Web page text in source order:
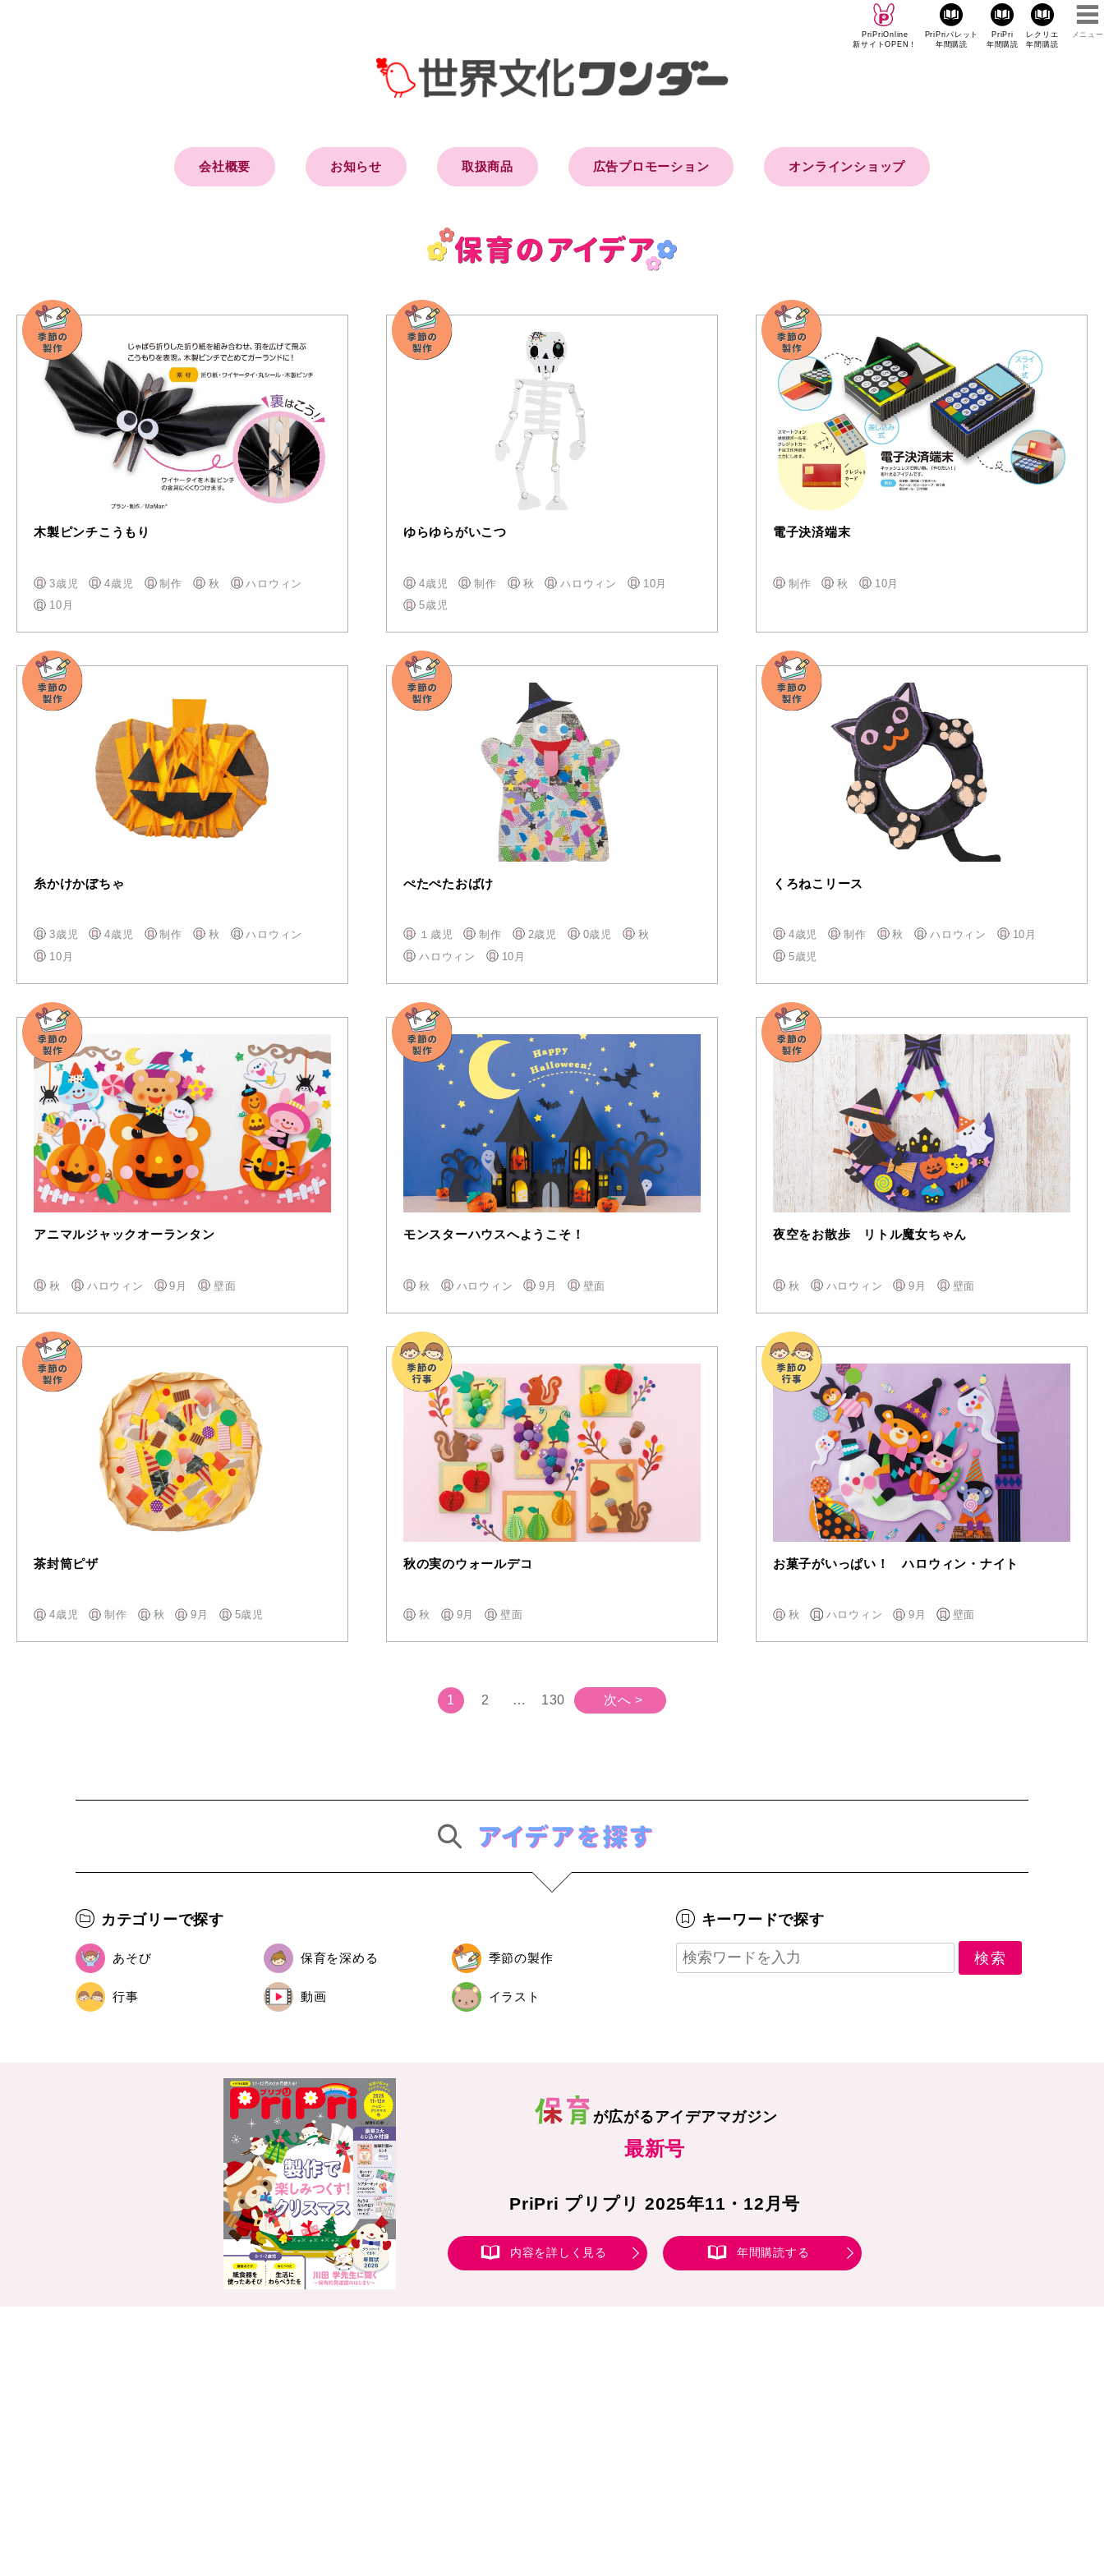
PriPriOnline
新サイトOPEN！
PriPriパレット
年間購読
PriPri
年間購読
レクリエ
年間購読
メニュー
会社概要 お知らせ 取扱商品 広告プロモーション オンラインショップ
木製ピンチこうもり
3歳児 4歳児 制作 秋
ハロウィン
10月
ゆらゆらがいこつ
4歳児 制作 秋 ハロウィン
10月
5歳児
電子決済端末
制作 秋 10月
糸かけかぼちゃ
3歳児 4歳児 制作 秋
ハロウィン
10月
ぺたぺたおばけ
１歳児 制作 2歳児 0歳児
秋
ハロウィン
10月
くろねこリース
4歳児 制作 秋 ハロウィン
10月
5歳児
アニマルジャックオーランタン
秋 ハロウィン 9月 壁面
モンスターハウスへようこそ！
秋 ハロウィン 9月 壁面
夜空をお散歩 リトル魔女ちゃん
秋 ハロウィン 9月 壁面
茶封筒ピザ
4歳児 制作 秋 9月 5歳児
秋の実のウォールデコ
秋 9月 壁面
お菓子がいっぱい！ ハロウィン・ナイト
秋 ハロウィン 9月 壁面
1 2 … 130 次へ >
カテゴリーで探す
あそび 保育を深める 季節の製作
行事 動画 イラスト
キーワードで探す
が広がるアイデアマガジン
最新号
PriPri プリプリ 2025年11・12月号
内容を詳しく見る 年間購読する